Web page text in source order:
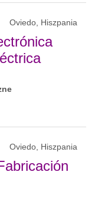
Oviedo, Hiszpania
Oviedo, Hiszpania